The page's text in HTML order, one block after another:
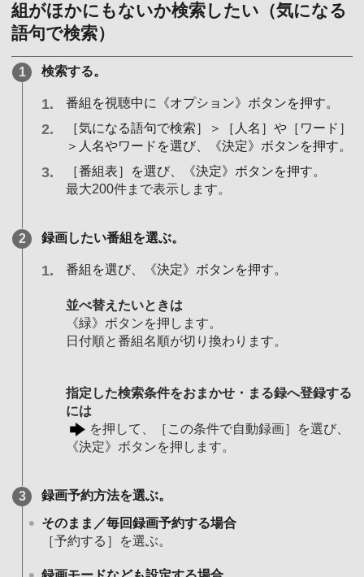
組がほかにもないか検索したい（気になる
語句で検索）
検索する。
番組を視聴中に《オプション》ボタンを押す。
［気になる語句で検索］＞［人名］や［ワード］
＞人名やワードを選び、《決定》ボタンを押す。
［番組表］を選び、《決定》ボタンを押す。
最大200件まで表示します。
録画したい番組を選ぶ。
番組を選び、《決定》ボタンを押す。
並べ替えたいときは
《緑》ボタンを押します。
日付順と番組名順が切り換わります。
指定した検索条件をおまかせ・まる録へ登録する
には
を押して、［この条件で自動録画］を選び、
《決定》ボタンを押します。
録画予約方法を選ぶ。
そのまま／毎回録画予約する場合
［予約する］を選ぶ。